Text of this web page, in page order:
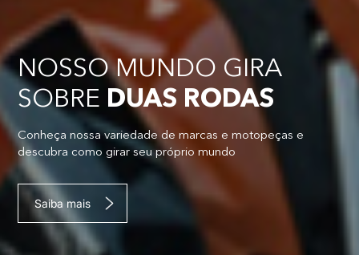
NOSSO MUNDO GIRA
SOBRE DUAS RODAS
Conheça nossa variedade de marcas e motopeças e
descubra como girar seu próprio mundo
Saiba mais